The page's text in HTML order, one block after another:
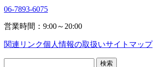
06-7893-6075
営業時間：9:00～20:00
関連リンク個人情報の取扱いサイトマップ